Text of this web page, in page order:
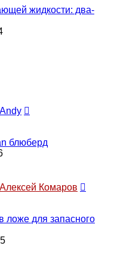
жидкости: два-
Andy
блюберд
Алексей Комаров
ложе для запасного